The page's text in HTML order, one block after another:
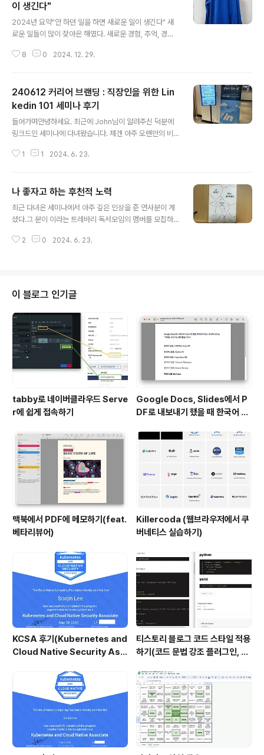
요한 청년들 대상으로 지원하는 사업입니다.2019년부터
매해 진행하고 있으며, 저는 5년전 취준생일 때 청년다다
름사업의 전신인 '청년맞춤형지원사업'에 2020년에 참여
했었습니다 :) 일년동안 교육비, 식비, 건강검진, 애로사항
지원 등 많은..
이 생긴다"
2024년 요약"안 하던 일을 하면 새로운 일이 생긴다" 새
로운 일들이 많이 찾아온 해였다. 새로운 경험, 추억, 경력
다. 공적으로는 내가 하는 업무가 넓고 무거워졌고, 사적으
에 우주인자켓에 미쳐서 달리다가, 달성하자마자 풀어져서
하반기부터 그냥 일만 한 것 같다. 항상 느끼는 거지만 바쁘
다는 것에 도취되면 안되는 것 같다.. 언제나 부지런히 공부
하고 성취하는 IT지인들을 보며 습관적으로 기죽고, 또 습
이 없고 어두운 성격일 것 같다. 그래도 도전하면 아주 조금
8 0 2024. 12. 29.
240612 커리어 브랜딩 : 직장인을 위한 Lin
kedin 101 세미나 후기
들어가며안녕하세요. 최근에 John님이 알려주신 덕분에
링크드인 세미나에 다녀왔습니다. 제겐 아주 오랜만의 비I
정리해봅니다. LinkedIn이란? LinkedIn은 커리어 기반
고, 페이스북에 근황, 인스타에 사진을 올리는 것처럼 링크
드인에서는 업무 이야기를 주고받으며 네트워킹합니다.커
리어 기반 서비스이기 때문에, 기업은 채용공고를 올리고,
끼리 메시지를 주고받으며 커피챗도 활발히 진행하는 플랫
1 1 2024. 6. 23.
나 좋자고 하는 후천적 노력
최근 다녀온 세미나에서 아주 깊은 인상을 준 연사분이 계
셨다.그 분이 이라는 트레바리 독서모임의 멤버를 모집하
독후감.첫번째 모임 책 제목은 다. 나 좋자고 하는 일인데
서 일과 진로를 고민하는 2030을www.yes24.com -
-- 어릴 때는 무심결에 싫어했고, 회사에서 주니어 생활
을 하는 지금은 마음 속으로 거리를 두는 사람들이 있다. 바
로 불평만 하는 사람, 그리고 자기연민에 빠진 사람들이
다. 반대로 호감이 가다못해 경이로움을 사람들은 '그럼에
도 불구하고' 좋은 점을 발견하..
2 0 2024. 6. 23.
이 블로그 인기글
tabby로 네이버클라우드 Serve
r에 쉽게 접속하기
Google Docs, Slides에서 P
DF로 내보내기 했을 때 한국어 글
맥북에서 PDF에 메모하기(feat.
베타리뷰어)
Killercoda (웹브라우저에서 쿠
버네티스 실습하기)
KCSA 후기(Kubernetes and
Cloud Native Security Ass
티스토리 블로그 코드 스타일 적용
하기(코드 문법 강조 플러그인, hi